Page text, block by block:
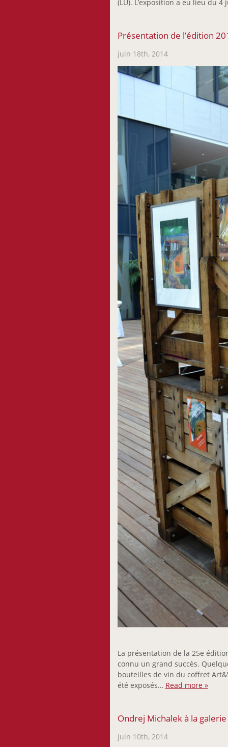
(LU). L’exposition a eu lieu du
Présentation de l’édition
juin 18th, 2014
La présentation de la 25e
connu un grand succès.
bouteilles de vin du coffret
été exposés… Read more »
Ondrej Michalek à la galerie
juin 10th, 2014